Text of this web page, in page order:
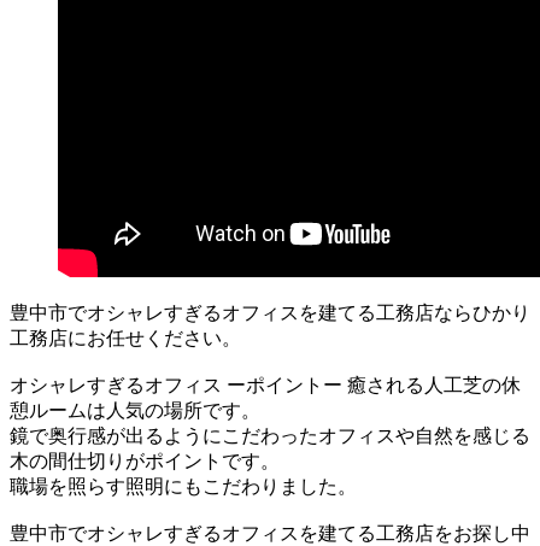
豊中市でオシャレすぎるオフィスを建てる工務店ならひかり
工務店にお任せください。
オシャレすぎるオフィス ーポイントー 癒される人工芝の休
憩ルームは人気の場所です。
鏡で奥行感が出るようにこだわったオフィスや自然を感じる
木の間仕切りがポイントです。
職場を照らす照明にもこだわりました。
豊中市でオシャレすぎるオフィスを建てる工務店をお探し中